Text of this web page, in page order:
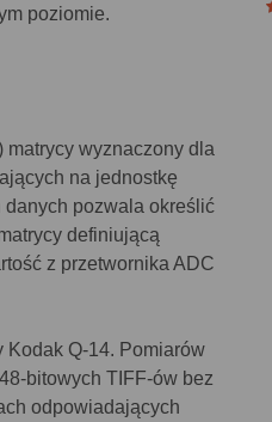
poziomie.
matrycy wyznaczony dla
na jednostkę
danych pozwala określić
definiującą
z przetwornika ADC
Kodak Q-14. Pomiarów
bitowych TIFF-ów bez
odpowiadających